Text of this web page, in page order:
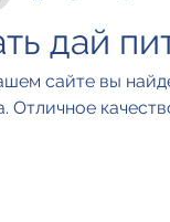
дай
сайте вы
Отличное